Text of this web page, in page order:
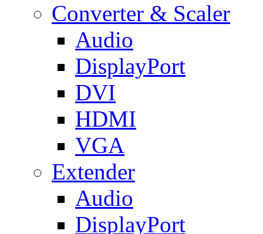
Converter & Scaler
Audio
DisplayPort
DVI
HDMI
VGA
Extender
Audio
DisplayPort